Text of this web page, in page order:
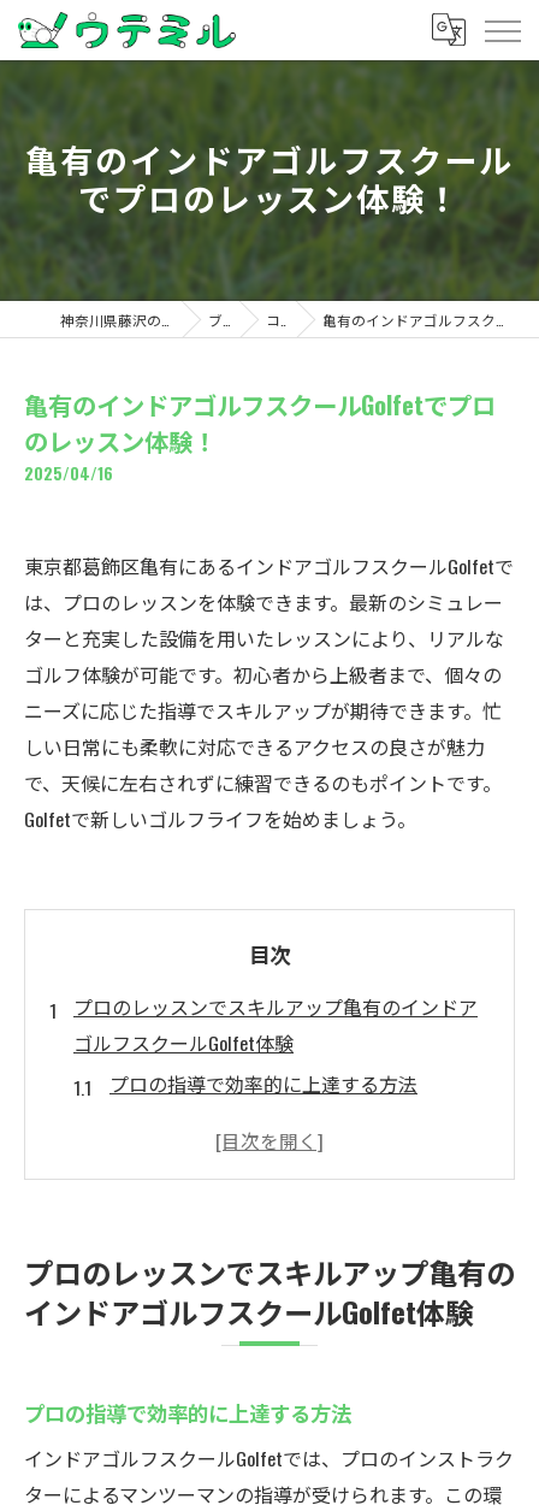
亀有のインドアゴルフスクール
でプロのレッスン体験！
ブログ コラム 亀有のインドアゴルフスクールGolfetでプロのレッスン体験！
亀有のインドアゴルフスクールGolfetでプロ
のレッスン体験！
2025/04/16
東京都葛飾区亀有にあるインドアゴルフスクールGolfetで
は、プロのレッスンを体験できます。最新のシミュレー
ターと充実した設備を用いたレッスンにより、リアルな
ゴルフ体験が可能です。初心者から上級者まで、個々の
ニーズに応じた指導でスキルアップが期待できます。忙
しい日常にも柔軟に対応できるアクセスの良さが魅力
で、天候に左右されずに練習できるのもポイントです。
Golfetで新しいゴルフライフを始めましょう。
目次
プロのレッスンでスキルアップ亀有のインドア
ゴルフスクールGolfet体験
プロの指導で効率的に上達する方法
スクールで学ぶ実践的なゴルフテクニック
Golfetで体験するスキルアップの秘訣
初心者から上級者まで対応インドアゴルフスク
初心者におすすめのステップアッププラン
上級者向けの特別レッスン内容
各レベル別の指導方法をご紹介
プロのレッスンでスキルアップ亀有の
インドアゴルフスクールGolfet体験
プロの指導で効率的に上達する方法
インドアゴルフスクールGolfetでは、プロのインストラク
ターによるマンツーマンの指導が受けられます。この環